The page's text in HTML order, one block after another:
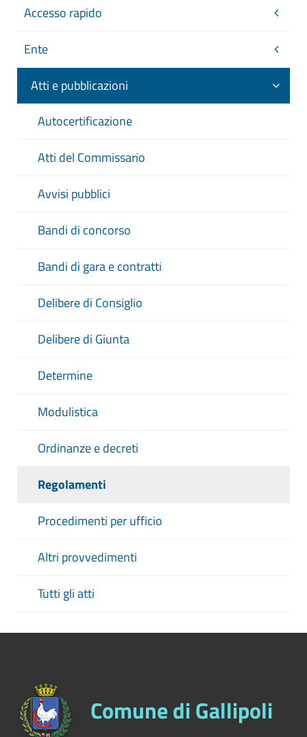
Accesso rapido
Ente
Atti e pubblicazioni
Autocertificazione
Atti del Commissario
Avvisi pubblici
Bandi di concorso
Bandi di gara e contratti
Delibere di Consiglio
Delibere di Giunta
Determine
Modulistica
Ordinanze e decreti
Regolamenti
Procedimenti per ufficio
Altri provvedimenti
Tutti gli atti
Comune di Gallipoli